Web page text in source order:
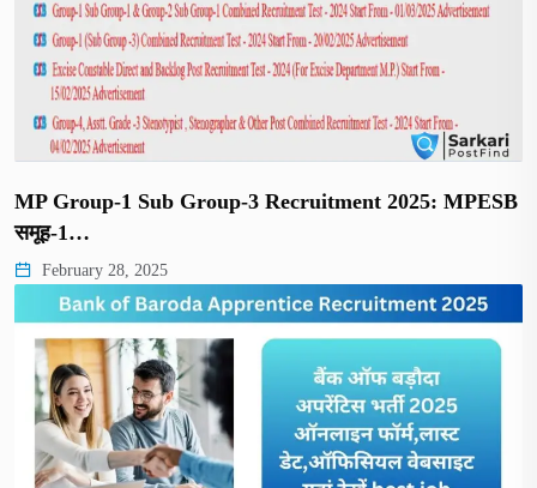
MP Group-1 Sub Group-3 Recruitment 2025: MPESB
समूह-1…
February 28, 2025